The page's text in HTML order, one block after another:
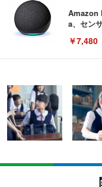
Amazon
a、セン
￥7,480
い 跳ね
キング
ン樹脂
(黒網+
￥5,699
SIHOO
ュチェ
EIZO
イト
￥
EIZO ビ
回使い
￥3,373
Amazon
x2袋(84